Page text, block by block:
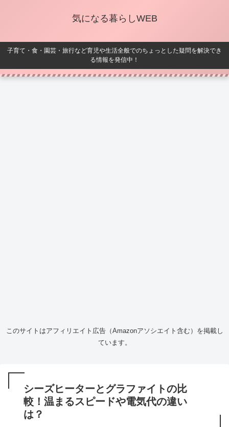
気になる暮らしWEB
子育て・食・園芸・旅行など育児や生活全般でのちょっとした疑問を解決でき
る情報を発信中！
このサイトはアフィリエイト広告（Amazonアソシエイト含む）を掲載し
ています。
シーズヒーターとグラファイトの比
較！温まるスピードや電気代の違い
は？